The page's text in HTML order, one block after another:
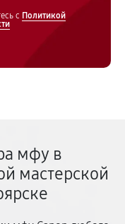
с Политикой
мфу в
мастерской